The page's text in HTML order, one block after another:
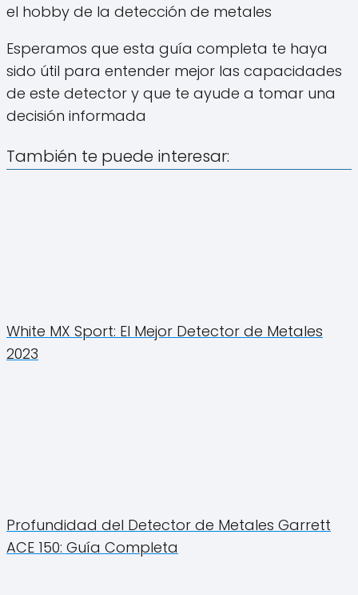
el hobby de la detección de metales
Esperamos que esta guía completa te haya
sido útil para entender mejor las capacidades
de este detector y que te ayude a tomar una
decisión informada
También te puede interesar:
White MX Sport: El Mejor Detector de Metales
2023
Profundidad del Detector de Metales Garrett
ACE 150: Guía Completa